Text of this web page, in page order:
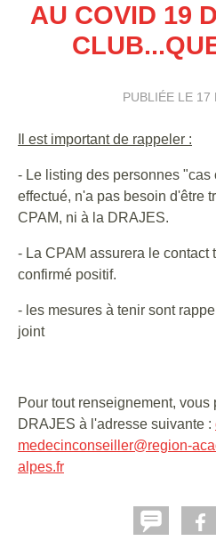
AU COVID 19
PUBLIÉE LE 17
Il est important de rappeler :
- Le listing des personnes "cas
effectué, n'a pas besoin d'être
CPAM, ni à la DRAJES.
- La CPAM assurera le
confirmé positif.
- les mesures à tenir sont
joint
Pour tout renseignement, vous
DRAJES à l'adresse suivante :
medecinconseiller@region-
alpes.fr